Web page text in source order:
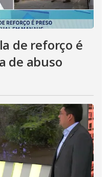
de reforço é
de abuso